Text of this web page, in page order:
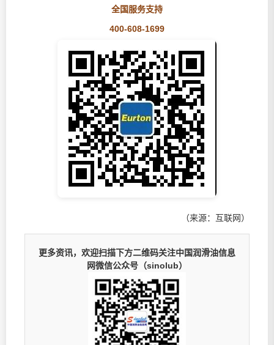
全国服务支持
400-608-1699
（来源：互联网）
更多资讯，欢迎扫描下方二维码关注中国润滑油信息
网微信公众号（sinolub）